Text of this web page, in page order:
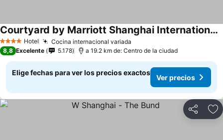
4 EstrellasHotel Cocina internacional variada
Courtyard by Marriott Shanghai International Tourism and Resorts Zone
8,8 Excelente 5.178 a 19.2 km de: Centro de la ciudad
Elige fechas para ver los precios exactos
Ver precios
Compartir